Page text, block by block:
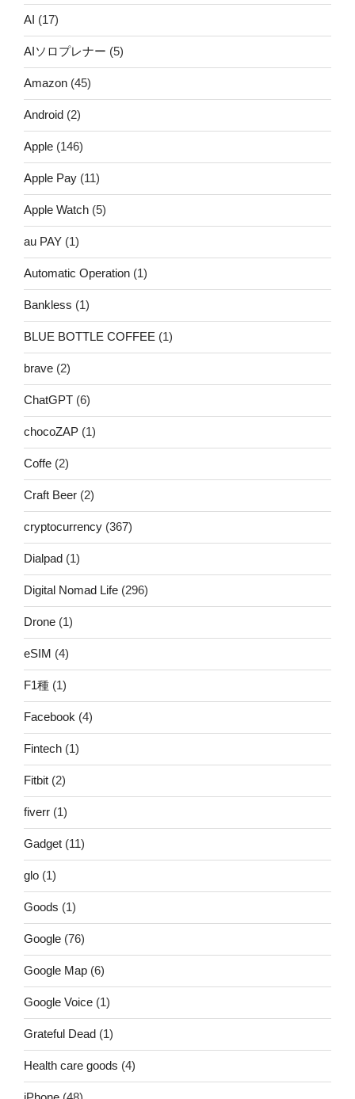
AI (17)
AIソロプレナー (5)
Amazon (45)
Android (2)
Apple (146)
Apple Pay (11)
Apple Watch (5)
au PAY (1)
Automatic Operation (1)
Bankless (1)
BLUE BOTTLE COFFEE (1)
brave (2)
ChatGPT (6)
chocoZAP (1)
Coffe (2)
Craft Beer (2)
cryptocurrency (367)
Dialpad (1)
Digital Nomad Life (296)
Drone (1)
eSIM (4)
F1種 (1)
Facebook (4)
Fintech (1)
Fitbit (2)
fiverr (1)
Gadget (11)
glo (1)
Goods (1)
Google (76)
Google Map (6)
Google Voice (1)
Grateful Dead (1)
Health care goods (4)